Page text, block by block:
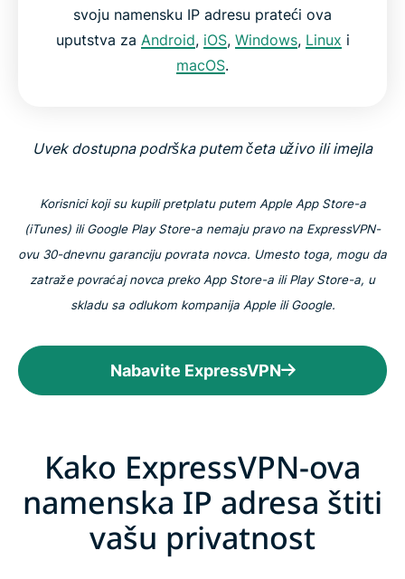
svoju namensku IP adresu prateći ova
uputstva za Android, iOS, Windows, Linux i
macOS.
Uvek dostupna podrška putem četa uživo ili imejla
Korisnici koji su kupili pretplatu putem Apple App Store-a
(iTunes) ili Google Play Store-a nemaju pravo na ExpressVPN-
ovu 30-dnevnu garanciju povrata novca. Umesto toga, mogu da
zatraže povraćaj novca preko App Store-a ili Play Store-a, u
skladu sa odlukom kompanija Apple ili Google.
Nabavite ExpressVPN
Kako ExpressVPN-ova
namenska IP adresa štiti
vašu privatnost